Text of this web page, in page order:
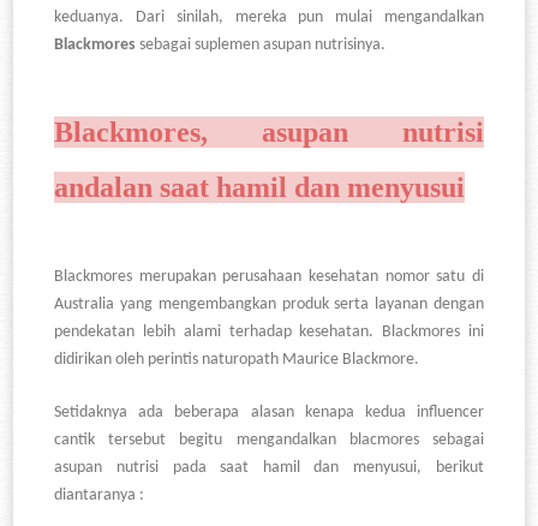
keduanya. Dari sinilah, mereka pun mulai mengandalkan
Blackmores sebagai suplemen asupan nutrisinya.
Blackmores, asupan nutrisi
andalan saat hamil dan menyusui
Blackmores merupakan perusahaan kesehatan nomor satu di
Australia yang mengembangkan produk serta layanan dengan
pendekatan lebih alami terhadap kesehatan. Blackmores ini
didirikan oleh perintis naturopath Maurice Blackmore.
Setidaknya ada beberapa alasan kenapa kedua influencer
cantik tersebut begitu mengandalkan blacmores sebagai
asupan nutrisi pada saat hamil dan menyusui, berikut
diantaranya :